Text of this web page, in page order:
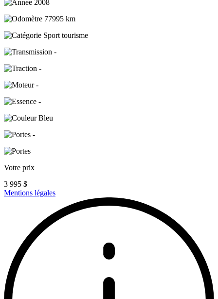
2008
77995 km
Sport tourisme
-
-
-
-
Bleu
-
Votre prix
3 995 $
Mentions légales